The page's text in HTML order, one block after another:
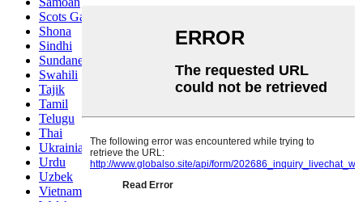
Scots Gaelic
Shona
Sindhi
Sundanese
Swahili
Tajik
Tamil
Telugu
Thai
Ukrainian
Urdu
Uzbek
Vietnamese